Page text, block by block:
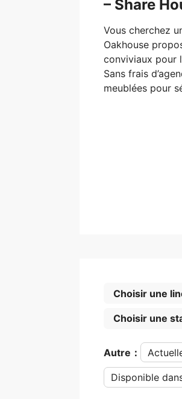
– Share
Vous cherchez
Oakhouse
conviviaux pour
Sans frais
meublées pour
Choisir une
Choisir une
Autre：
Disponible